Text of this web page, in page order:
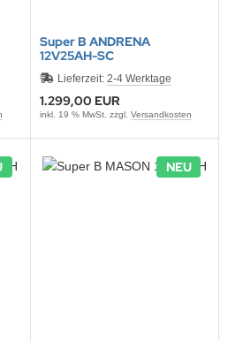
Super B ANDRENA
12V25AH-SC
Lieferzeit: 2-4 Werktage
1.299,00 EUR
inkl. 19 % MwSt. zzgl. Versandkosten
NEU